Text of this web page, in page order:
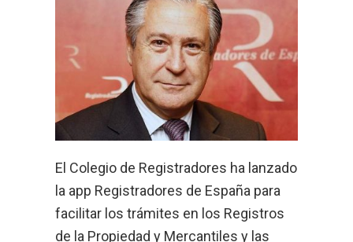
El Colegio de Registradores ha lanzado
la app Registradores de España para
facilitar los trámites en los Registros
de la Propiedad y Mercantiles y las